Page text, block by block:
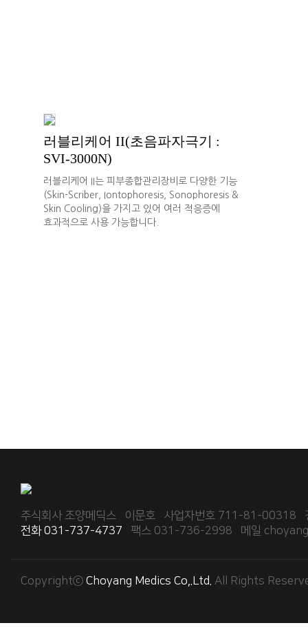
러블리케어 II(초음파자극기 :
SVI-3000N)
러블리케어 II는 피부종합관리장비로 다양한 기능
(Skin-Scriber, Iontophoresis, Sonophoresis &
Skin Cooling)을 가지고 있어 여러 적응증에
효과적으로 사용 가능합니다.
주식회사 조양메딕스 이문호 사업자번호 711-81-00318
전화 031-737-4737 팩스 031-736-2998 메일
Copyrightⓒ Choyang Medics Co,.Ltd. All Rights